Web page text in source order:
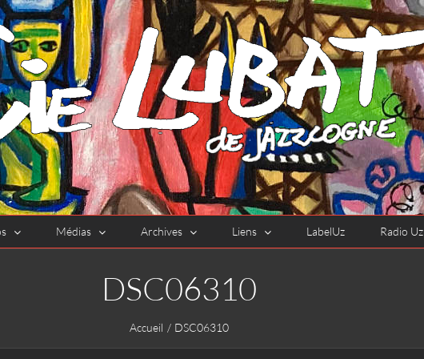
Médias Archives Liens LabelUz Radio Uz
DSC06310
Accueil DSC06310